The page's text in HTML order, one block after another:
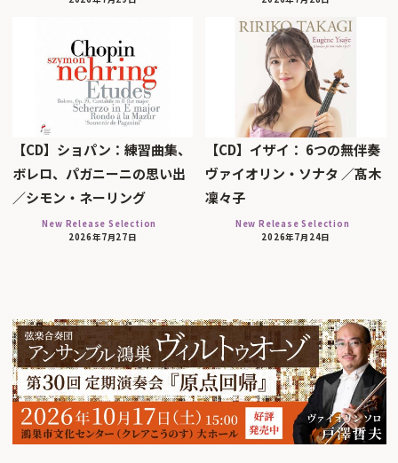
【CD】ショパン：練習曲集、
ボレロ、パガニーニの思い出
／シモン・ネーリング
New Release Selection
2026年7月27日
【CD】イザイ： 6つの無伴奏
ヴァイオリン・ソナタ ／髙木
凜々子
New Release Selection
2026年7月24日